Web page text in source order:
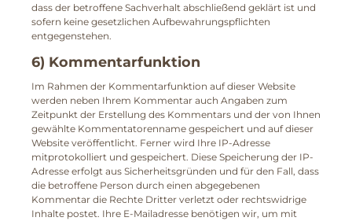
dass der betroffene Sachverhalt abschließend geklärt ist und
sofern keine gesetzlichen Aufbewahrungspflichten
entgegenstehen.
6) Kommentarfunktion
Im Rahmen der Kommentarfunktion auf dieser Website
werden neben Ihrem Kommentar auch Angaben zum
Zeitpunkt der Erstellung des Kommentars und der von Ihnen
gewählte Kommentatorenname gespeichert und auf dieser
Website veröffentlicht. Ferner wird Ihre IP-Adresse
mitprotokolliert und gespeichert. Diese Speicherung der IP-
Adresse erfolgt aus Sicherheitsgründen und für den Fall, dass
die betroffene Person durch einen abgegebenen
Kommentar die Rechte Dritter verletzt oder rechtswidrige
Inhalte postet. Ihre E-Mailadresse benötigen wir, um mit